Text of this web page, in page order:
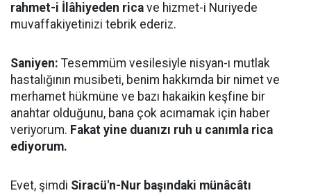
rahmet-i İlâhiyeden rica ve hizmet-i Nuriyede
muvaffakiyetinizi tebrik ederiz.
Saniyen: Tesemmüm vesilesiyle nisyan-ı mutlak
hastalığının musibeti, benim hakkımda bir nimet ve
merhamet hükmüne ve bazı hakaikin keşfine bir
anahtar olduğunu, bana çok acımamak için haber
veriyorum. Fakat yine duanızı ruh u canımla rica
ediyorum.
Evet, şimdi Siracü'n-Nur başındaki münâcâtı